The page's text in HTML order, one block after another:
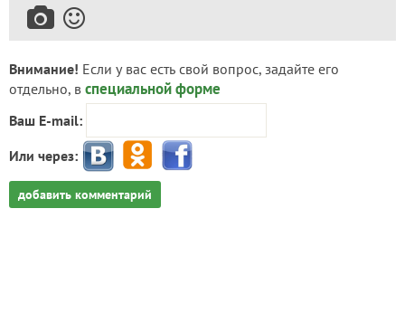
Внимание! Если у вас есть свой вопрос, задайте его
отдельно, в специальной форме
Ваш E-mail:
Или через:
добавить комментарий